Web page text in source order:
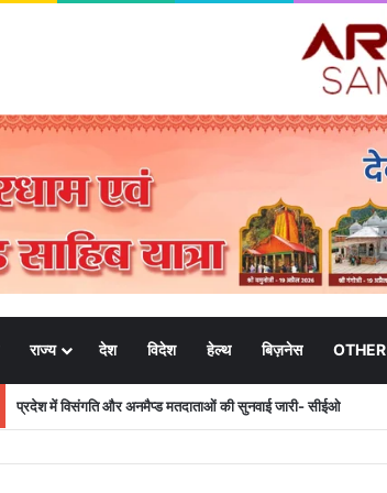
राज्य देश विदेश हेल्थ बिज़नेस OTHER
प्रदेश में विसंगति और अनमैप्ड मतदाताओं की सुनवाई जारी- सीईओ